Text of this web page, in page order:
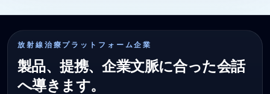
放射線治療プラットフォーム企業
製品、提携、企業文脈に合った会話
へ導きます。